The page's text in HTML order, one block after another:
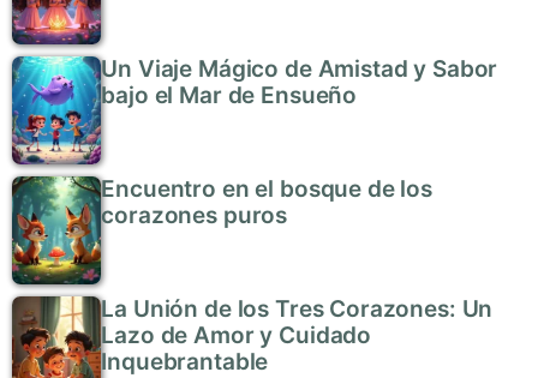
Un Viaje Mágico de Amistad y Sabor
bajo el Mar de Ensueño
Encuentro en el bosque de los
corazones puros
La Unión de los Tres Corazones: Un
Lazo de Amor y Cuidado
Inquebrantable